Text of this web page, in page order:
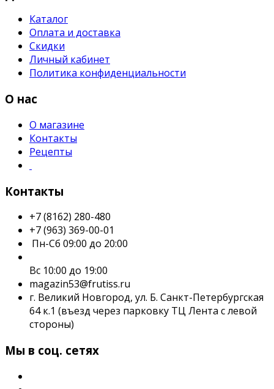
Каталог
Оплата и доставка
Скидки
Личный кабинет
Политика конфиденциальности
О нас
О магазине
Контакты
Рецепты
Контакты
+7 (8162) 280-480
+7 (963) 369-00-01
Пн-Сб 09:00 до 20:00
Вс 10:00 до 19:00
magazin53@frutiss.ru
г. Великий Новгород, ул. Б. Санкт-Петербургская
64 к.1 (въезд через парковку ТЦ Лента с левой
стороны)
Мы в соц. сетях